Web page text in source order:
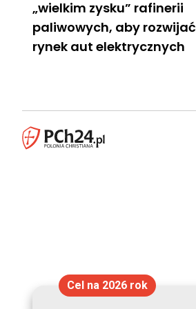
„wielkim zysku” rafinerii
paliwowych, aby rozwijać
rynek aut elektrycznych
Cel na 2026 rok